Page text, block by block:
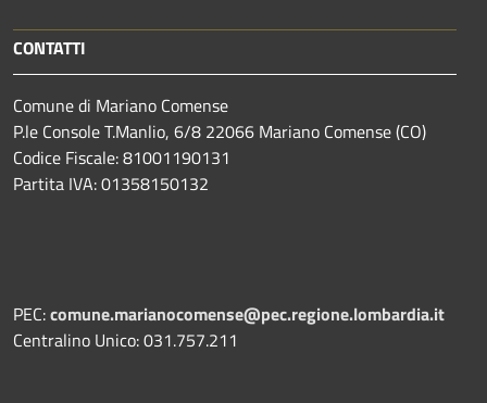
CONTATTI
Comune di Mariano Comense
P.le Console T.Manlio, 6/8 22066 Mariano Comense (CO)
Codice Fiscale: 81001190131
Partita IVA: 01358150132
PEC:comune.marianocomense@pec.regione.lombardia.it
Centralino Unico: 031.757.211